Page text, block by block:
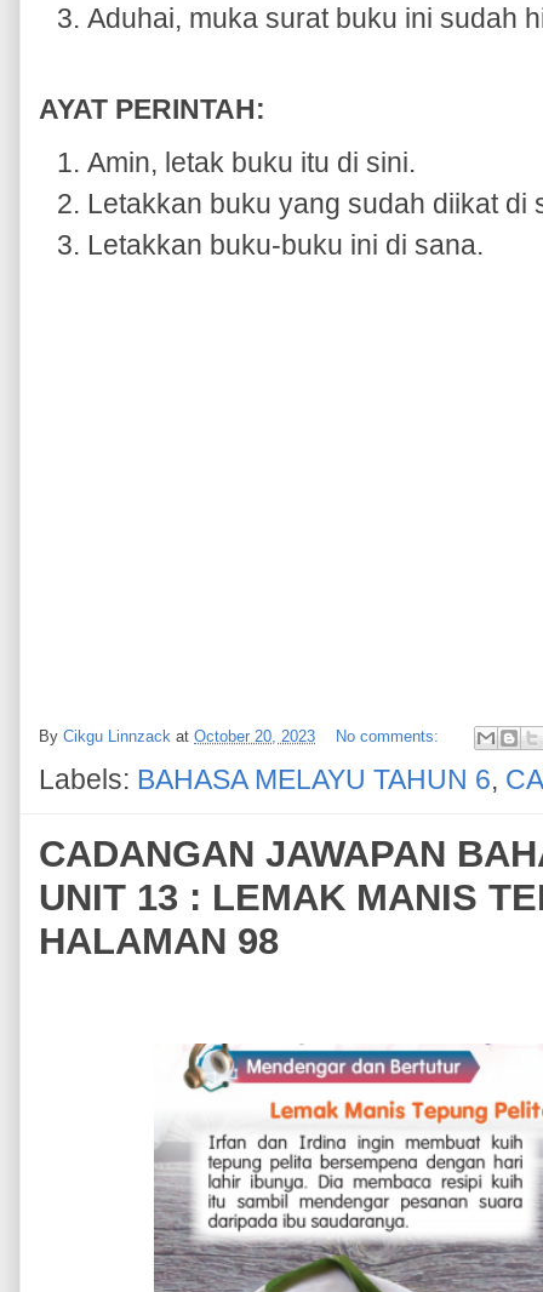
Aduhai, muka surat buku ini sudah
AYAT PERINTAH:
Amin, letak buku itu di sini.
Letakkan buku yang sudah diikat di
Letakkan buku-buku ini di sana.
By Cikgu Linnzack at October 20, 2023 No comments:
Labels: BAHASA MELAYU TAHUN 6,
CADANGAN JAWAPAN
UNIT 13 : LEMAK MANIS
HALAMAN 98